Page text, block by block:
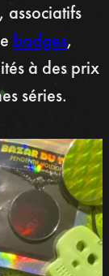
associatifs
badges,
à des prix
séries.